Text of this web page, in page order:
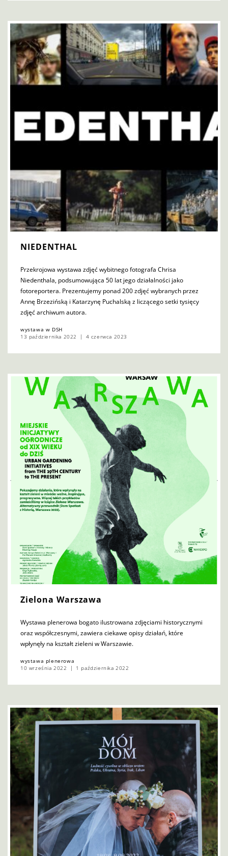
NIEDENTHAL
Przekrojowa wystawa zdjęć wybitnego fotografa Chrisa
Niedenthala, podsumowująca 50 lat jego działalności jako
fotoreportera. Prezentujemy ponad 200 zdjęć wybranych przez
Annę Brzezińską i Katarzynę Puchalską z liczącego setki tysięcy
zdjęć archiwum autora.
wystawa w DSH
13 października 2022
4 czerwca 2023
Zielona Warszawa
Wystawa plenerowa bogato ilustrowana zdjęciami historycznymi
oraz współczesnymi, zawiera ciekawe opisy działań, które
wpłynęły na kształt zieleni w Warszawie.
wystawa plenerowa
10 września 2022
1 października 2022